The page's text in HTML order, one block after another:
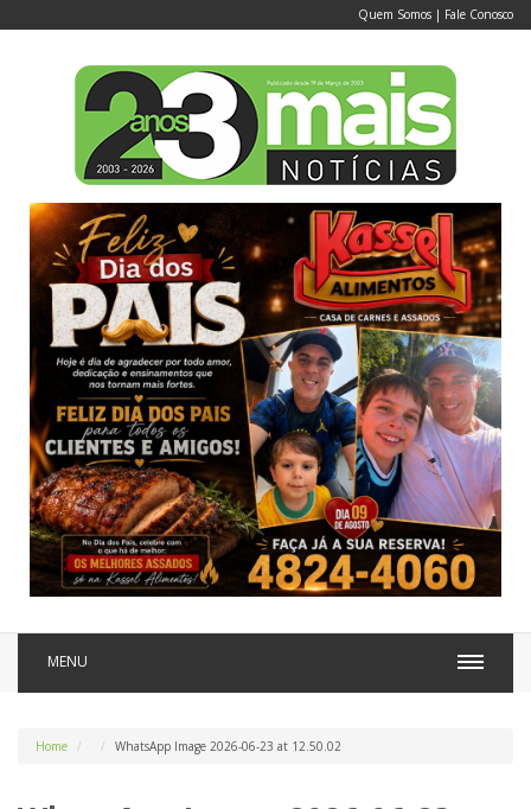
Quem Somos | Fale Conosco
MENU
Home WhatsApp Image 2026-06-23 at 12.50.02